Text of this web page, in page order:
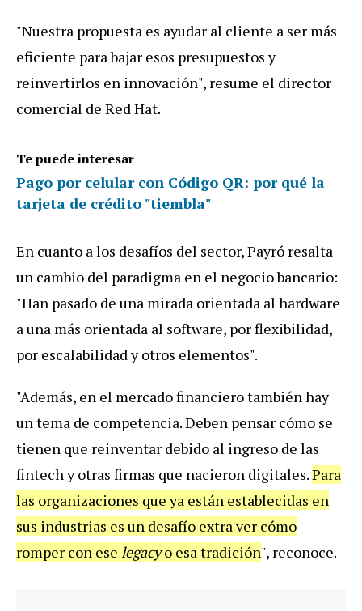
"Nuestra propuesta es ayudar al cliente a ser más
eficiente parabajar esos presupuestos y
reinvertirlos en innovación", resume el director
comercial de RedHat.
Te puede interesar
Pago por celular con Código QR: por qué la
tarjeta de crédito "tiembla"
En cuanto alos desafíos del sector,Payró resalta
un cambio del paradigma en el negociobancario:
"Han pasado de una mirada orientada al hardware
auna más orientada al software, porflexibilidad,
por escalabilidady otros elementos".
"Además, en el mercadofinancierotambiénhay
untema de competencia.Deben pensar cómo se
tienen que reinventar debido al ingreso de las
fintechy otras firmas que nacieron digitales.Para
las organizaciones que ya están establecidas en
sus industrias es un desafío extraver cómo
romper con ese legacy o esatradición", reconoce.